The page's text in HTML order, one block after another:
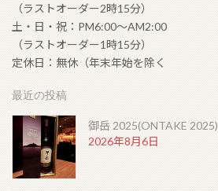
（ラストオーダー2時15分）
土・日・祝：PM6:00〜AM2:00
（ラストオーダー1時15分）
定休日：無休（年末年始を除く
最近の投稿
御岳 2025(ONTAKE 2025)
2026年8月6日